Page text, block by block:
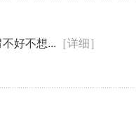
好不想... ［详细］